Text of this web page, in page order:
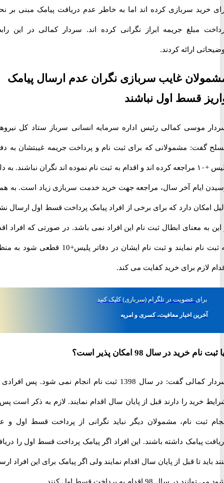
سربازی کرده اند اما به خاطر عدم دریافت پیامک مبنی بر نحوه
مبلغ جریمه ابراز نگرانی کرده اند. سردار کمالی در این رابطه
ارائه کردند.
غایب سربازی نگران عدم ارسال پیامک
قسط اول نباشند
موسی کمالی رئیس اداره سرمایه انسانی سرباز ستاد کل نیروهای
مشمولانی که برای ثبت نام و پرداخت جریمه غیبتشان به دفاتر
پلیس +۱۰ مراجعه کرده اند و اقدام به ثبت نام نموده اند نگران نباشند. به دلیل
ایام آخر سال، مراجعه جهت خرید خدمت سربازی زیاد است. به همین
دارد که برای برخی از افراد پیامک پرداخت قسط اول ارسال نشود
معنای ابطال ثبت نام این افراد نمی باشد. در صورتی که افراد اقدام
به ثبت نام نمایند و ثبت نام ایشان در دفاتر پلیس+10 قطعی شود به منظور
لازم برای خرید کفایت می کند.
عضویت در تلگرام(سربازی) کلیک کنید
آخرین اخبار معافیت، کسری و امریه
خرید در سال 98 امکان پذیر است؟
سردار کمالی گفت: در سال 1398 ثبت نام انجام نمی شود. پس افرادی که
خرید را دارند قبل از پایان سال اقدام نمایند. لازم به ذکر است پس از
ثبت نام، مشمولان دیگر نباید نگرانی از پرداخت قسط اول و عدم
پیامک داشته باشند. این افراد اگر پیامک پرداخت قسط اول را دریافت
تا قبل از پایان سال اقدام نمایند ولی اگر پیامک برای این افراد ارسال